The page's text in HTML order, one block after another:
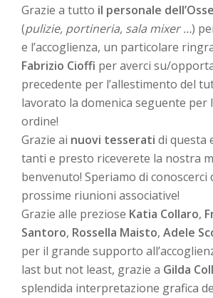
Grazie a tutto il personale
(pulizie, portineria, sala mixer …)
e l’accoglienza, un particolare
Fabrizio Cioffi per averci su/
precedente per l’allestimento del
lavorato la domenica seguente per
ordine!
Grazie ai nuovi tesserati di questa
tanti e presto riceverete la nostra
benvenuto! Speriamo di conoscerci
prossime riunioni associative!
Grazie alle preziose Katia Collaro,
Santoro, Rossella Maisto, Adele
per il grande supporto
last but not least, grazie a Gilda
splendida interpretazione grafica